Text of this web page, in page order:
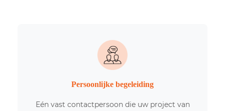
Persoonlijke begeleiding
Eén vast contactpersoon die uw project van